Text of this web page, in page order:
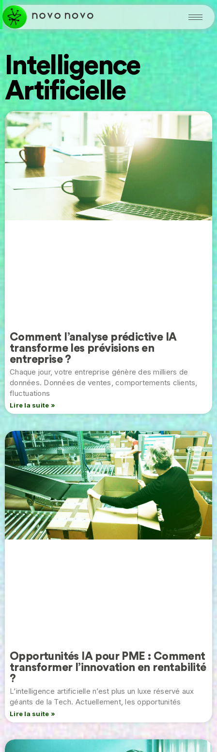
Intelligence
Artificielle
Comment l’analyse prédictive IA
transforme les prévisions en
entreprise ?
Chaque jour, votre entreprise génère des milliers de
données. Données de ventes, comportements clients,
fluctuations
Lire la suite »
Opportunités IA pour PME : Comment
transformer l’innovation en rentabilité
?
L’intelligence artificielle n’est plus un luxe réservé aux
géants de la Tech. Actuellement, les opportunités
Lire la suite »